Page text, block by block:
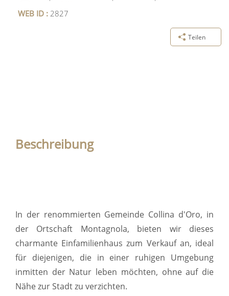
WEB ID : 2827
Teilen
Beschreibung
In der renommierten Gemeinde Collina d'Oro, in
der Ortschaft Montagnola, bieten wir dieses
charmante Einfamilienhaus zum Verkauf an, ideal
für diejenigen, die in einer ruhigen Umgebung
inmitten der Natur leben möchten, ohne auf die
Nähe zur Stadt zu verzichten.